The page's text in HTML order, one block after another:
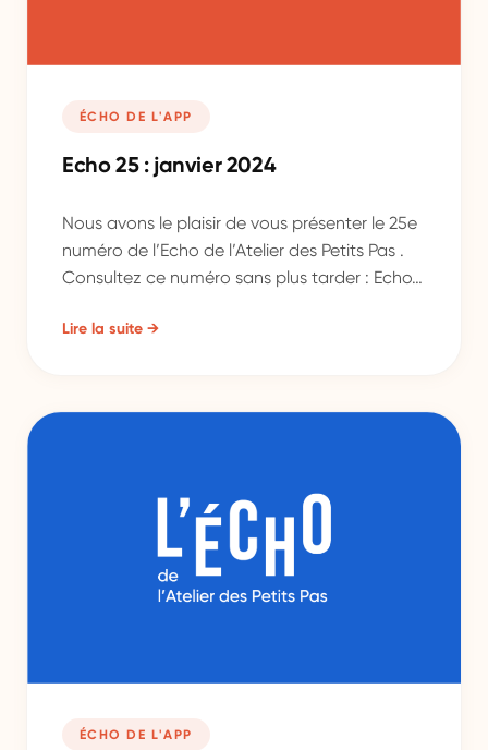
ÉCHO DE L'APP
Echo 25 : janvier 2024
Nous avons le plaisir de vous présenter le 25e
numéro de l’Echo de l’Atelier des Petits Pas .
Consultez ce numéro sans plus tarder : Echo…
Lire la suite →
ÉCHO DE L'APP